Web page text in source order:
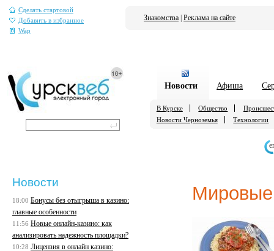
Сделать стартовой
Добавить в избранное
Wap
Знакомства Реклама на сайте
Новости Афиша
В Курске Общество
Новости Черноземья
Технологии
Мировые
Новости
18:00 Бонусы без отыгрыша в казино:
главные особенности
11:56 Новые онлайн-казино: как
анализировать надежность площадки?
10:28 Лицензия в онлайн казино: